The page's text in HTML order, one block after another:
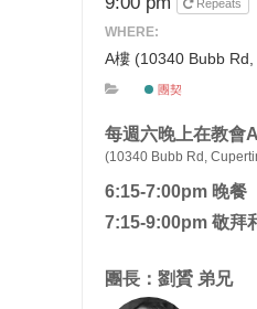
Repeats
WHERE:
A樓 (10340 Bubb
團契
每週六晚上在教會
(10340 Bubb Rd,
6:15-7:00pm 晚餐
7:15-9:00pm 敬拜
團長：劉贇 弟兄